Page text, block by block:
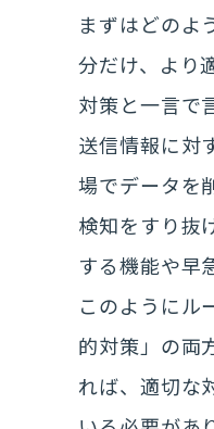
まずはどのよ
分だけ、より
対策と一言で
送信情報に対
場でデータを
検知をすり抜
する機能や早
このようにル
的対策」の両
れば、適切な